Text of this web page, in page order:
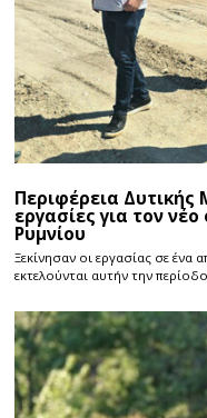
Περιφέρεια Δυτικής
εργασίες για τον
Ρυμνίου
Ξεκίνησαν οι εργασίας σε
εκτελούνται αυτήν την